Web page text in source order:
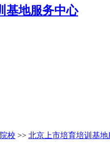
基地服务中心
校 >> 北京上市培育培训基地